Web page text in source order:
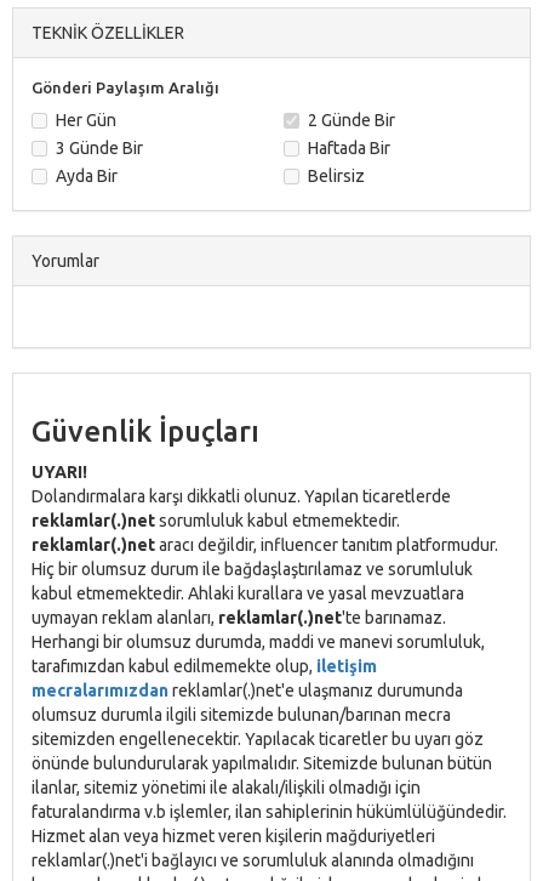
TEKNİK ÖZELLİKLER
Gönderi Paylaşım Aralığı
Her Gün
2 Günde Bir
3 Günde Bir
Haftada Bir
Ayda Bir
Belirsiz
Yorumlar
Güvenlik İpuçları
UYARI!
Dolandırmalara karşı dikkatli olunuz. Yapılan ticaretlerde
reklamlar(.)netsorumluluk kabul etmemektedir.
reklamlar(.)netaracı değildir, influencer tanıtım platformudur.
Hiç bir olumsuz durum ile bağdaşlaştırılamaz ve sorumluluk
kabul etmemektedir. Ahlaki kurallara ve yasal mevzuatlara
uymayan reklam alanları, reklamlar(.)net'te barınamaz.
Herhangi bir olumsuz durumda, maddi ve manevi sorumluluk,
tarafımızdan kabul edilmemekte olup, iletişim
mecralarımızdanreklamlar(.)net'e ulaşmanız durumunda
olumsuz durumla ilgili sitemizde bulunan/barınan mecra
sitemizden engellenecektir. Yapılacak ticaretler bu uyarı göz
önünde bulundurularak yapılmalıdır. Sitemizde bulunan bütün
ilanlar, sitemiz yönetimi ile alakalı/ilişkili olmadığı için
faturalandırma v.b işlemler, ilan sahiplerinin hükümlülüğündedir.
Hizmet alan veya hizmet veren kişilerin mağduriyetleri
reklamlar(.)net'i bağlayıcı ve sorumluluk alanında olmadığını